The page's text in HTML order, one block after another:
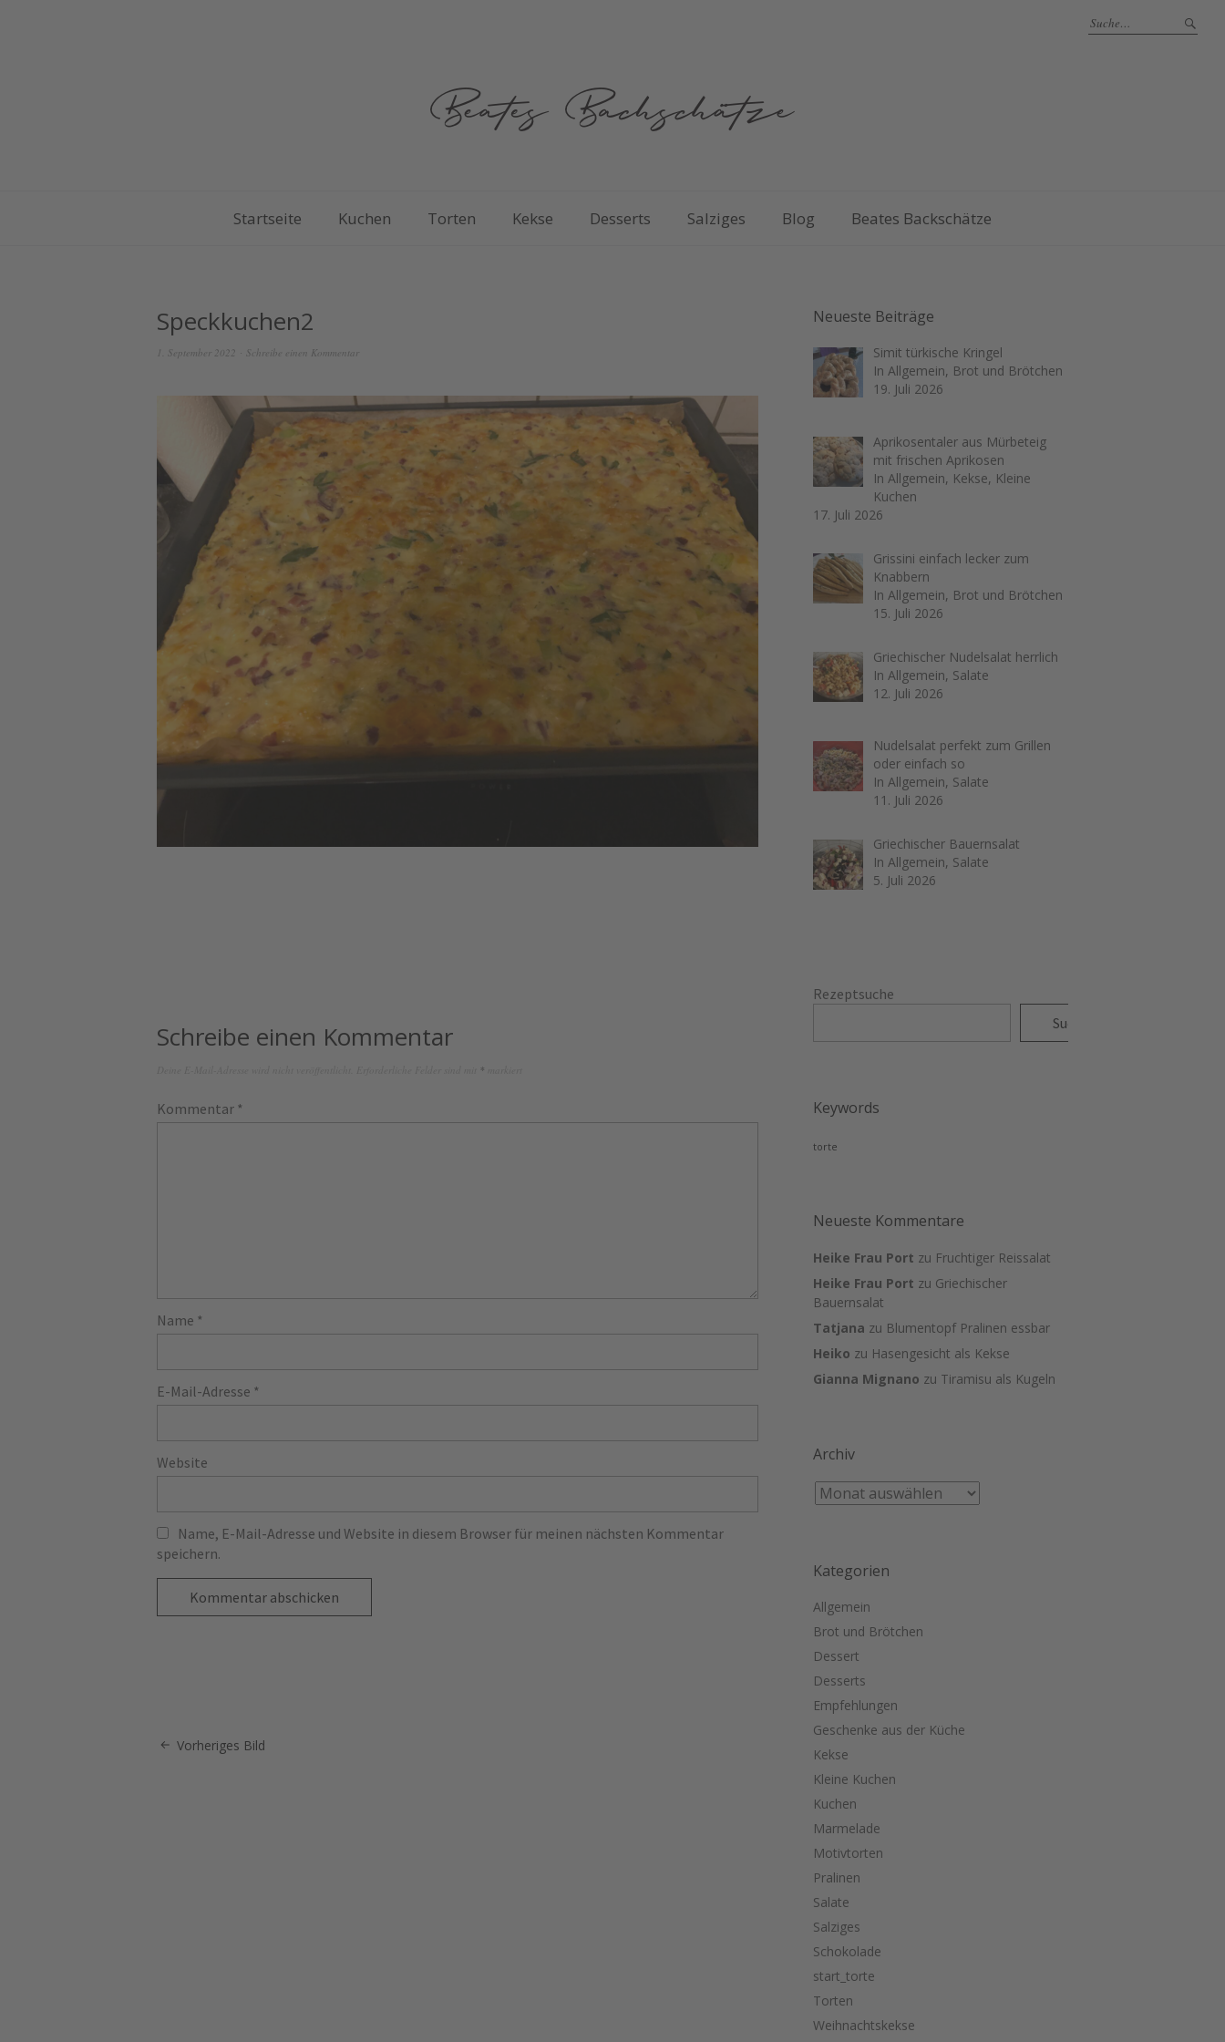
Startseite Kuchen Torten Kekse Desserts Salziges Blog Beates Backschätze
Speckkuchen2
1. September 2022 Schreibe einen Kommentar
Schreibe einen Kommentar
*
Kommentar *
Name *
E-Mail-Adresse *
Website
Name, E-Mail-Adresse und Website in diesem Browser für meinen nächsten Kommentar
speichern.
Vorheriges Bild
Neueste Beiträge
Simit türkische Kringel
In Allgemein, Brot und Brötchen
19. Juli 2026
Aprikosentaler aus Mürbeteig
mit frischen Aprikosen
In Allgemein, Kekse, Kleine
Kuchen
17. Juli 2026
Grissini einfach lecker zum
Knabbern
In Allgemein, Brot und Brötchen
15. Juli 2026
Griechischer Nudelsalat herrlich
In Allgemein, Salate
12. Juli 2026
Nudelsalat perfekt zum Grillen
oder einfach so
In Allgemein, Salate
11. Juli 2026
Griechischer Bauernsalat
In Allgemein, Salate
5. Juli 2026
Rezeptsuche
Suchen
Keywords
torte
Neueste Kommentare
Heike Frau Port zu Fruchtiger Reissalat
Heike Frau Port zu Griechischer
Bauernsalat
Tatjana zu Blumentopf Pralinen essbar
Heiko zu Hasengesicht als Kekse
Gianna Mignano zu Tiramisu als Kugeln
Archiv
Kategorien
Allgemein
Brot und Brötchen
Dessert
Desserts
Empfehlungen
Geschenke aus der Küche
Kekse
Kleine Kuchen
Kuchen
Marmelade
Motivtorten
Pralinen
Salate
Salziges
Schokolade
start_torte
Torten
Weihnachtskekse